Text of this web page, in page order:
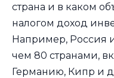
страна и в каком
налогом доход
Например, Россия
чем 80 странами,
Германию, Кипр и